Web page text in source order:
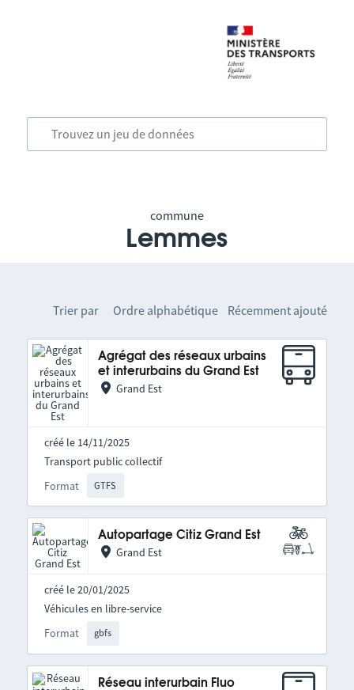
commune
Lemmes
Trier par Ordre alphabétique Récemment ajouté
Agrégat des réseaux urbains
et interurbains du Grand Est
Grand Est
créé le 14/11/2025
Format GTFS
Transport public collectif
Autopartage Citiz Grand Est
Grand Est
créé le 20/01/2025
Format gbfs
Véhicules en libre-service
Réseau interurbain Fluo